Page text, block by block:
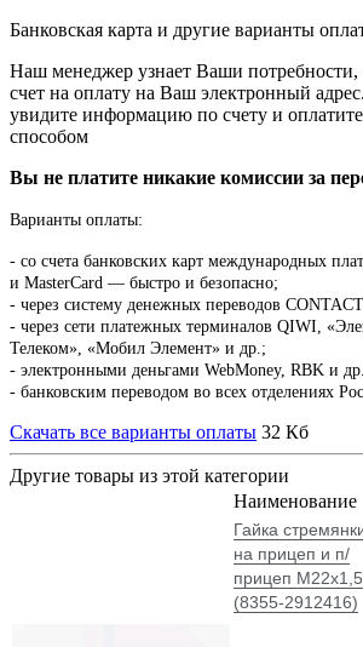
Банковская карта и другие варианты
Наш менеджер узнает Ваши потребности,
счет на оплату на Ваш электронный
увидите информацию по счету и
способом
Вы не платите никакие комиссии за
Варианты оплаты:
- со счета банковских карт международных
и MasterCard — быстро и безопасно;
- через систему денежных переводов CONTACT
- через сети платежных терминалов QIWI,
Телеком», «Мобил Элемент» и др.;
- электронными деньгами WebMoney, RBK и др.
- банковским переводом во всех отделениях
Скачать все варианты оплаты 32 Кб
Другие товары из этой категории
Наименование
Гайка
на прицеп и п/
прицеп М22х1,5
(8355-2912416)